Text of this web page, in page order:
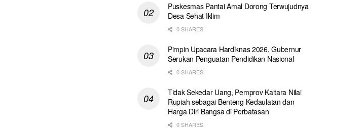
Puskesmas Pantai Amal Dorong Terwujudnya
Desa Sehat Iklim
0 SHARES
Pimpin Upacara Hardiknas 2026, Gubernur
Serukan Penguatan Pendidikan Nasional
0 SHARES
Tidak Sekedar Uang, Pemprov Kaltara Nilai
Rupiah sebagai Benteng Kedaulatan dan
Harga Diri Bangsa di Perbatasan
0 SHARES